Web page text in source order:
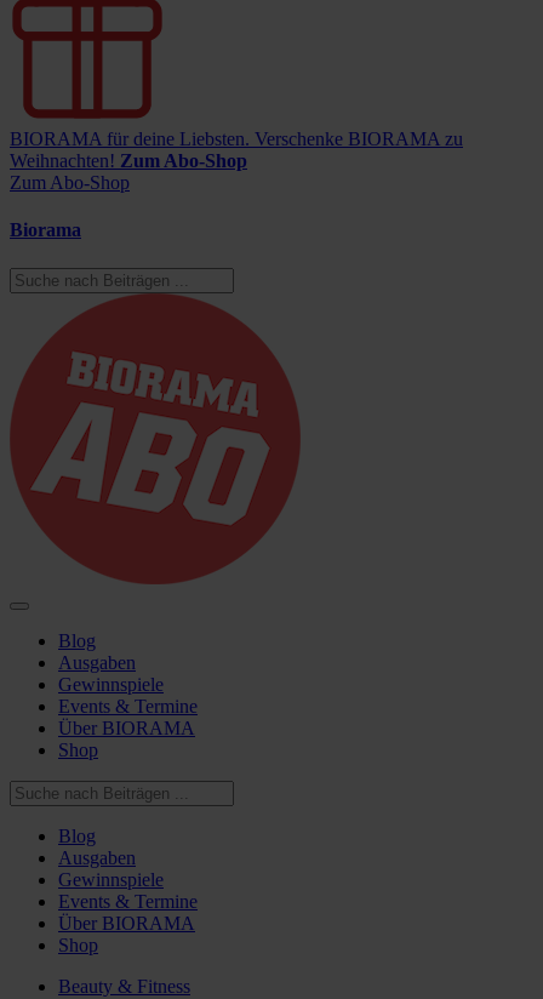
BIORAMA für deine Liebsten. Verschenke BIORAMA zu
Weihnachten! Zum Abo-Shop
Zum Abo-Shop
Biorama
Blog
Ausgaben
Gewinnspiele
Events & Termine
Über BIORAMA
Shop
Blog
Ausgaben
Gewinnspiele
Events & Termine
Über BIORAMA
Shop
Beauty & Fitness